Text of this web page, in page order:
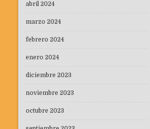
abril 2024
marzo 2024
febrero 2024
enero 2024
diciembre 2023
noviembre 2023
octubre 2023